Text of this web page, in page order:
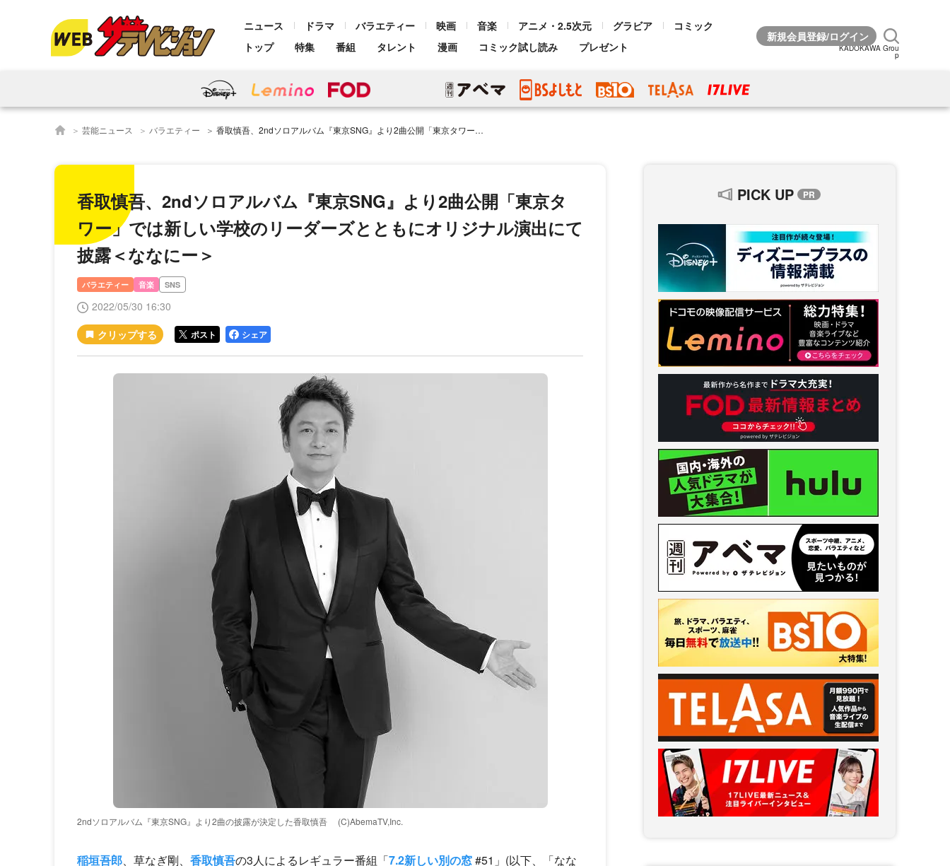
ニュース ドラマ バラエティー 映画 音楽 アニメ・2.5次元 グラビア
コミック
トップ
特集 番組 タレント 漫画 コミック試し読み プレゼント KADOKAWA Grou
p
芸能ニュース バラエティー 香取慎吾、2ndソロアルバム『東京SNG』より2曲公開「東京タワー」では新しい学校のリーダーズとともにオリジナル演出にて披露＜ななにー＞
香取慎吾、2ndソロアルバム『東京SNG』より2曲公開「東京タ
ワー」では新しい学校のリーダーズとともにオリジナル演出にて
披露＜ななにー＞
バラエティー 音楽 SNS
2022/05/30 16:30
ポスト シェア
2ndソロアルバム『東京SNG』より2曲の披露が決定した香取慎吾 (C)AbemaTV,Inc.
稲垣吾郎 、草なぎ剛、 香取慎吾の3人によるレギュラー番組「7.2新しい別の窓#51」(以下、「なな
PICK UP